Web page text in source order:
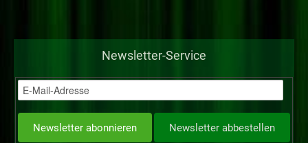
Newsletter-Service